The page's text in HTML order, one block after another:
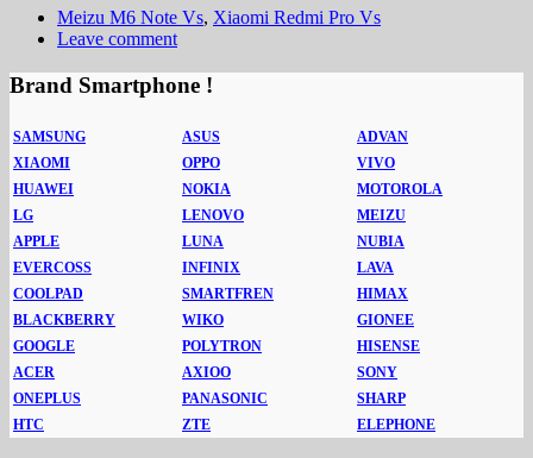
Meizu M6 Note Vs, Xiaomi Redmi Pro Vs
Leave comment
Brand Smartphone !
SAMSUNG ASUS
ADVAN
XIAOMI
OPPO
VIVO
HUAWEI
NOKIA
MOTOROLA
LG
LENOVO
MEIZU
APPLE
LUNA
NUBIA
EVERCOSS
INFINIX
LAVA
COOLPAD
SMARTFREN
HIMAX
BLACKBERRY
WIKO
GIONEE
GOOGLE
POLYTRON
HISENSE
ACER
AXIOO
SONY
ONEPLUS
PANASONIC
SHARP
HTC
ZTE ELEPHONE